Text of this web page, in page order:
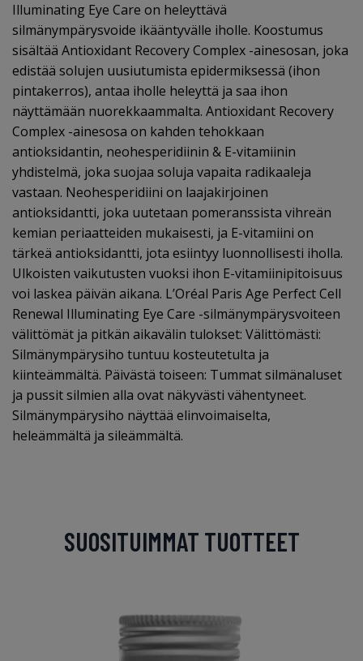
Illuminating Eye Care on heleyttävä
silmänympärysvoide ikääntyvälle iholle. Koostumus
sisältää Antioxidant Recovery Complex -ainesosan, joka
edistää solujen uusiutumista epidermiksessä (ihon
pintakerros), antaa iholle heleyttä ja saa ihon
näyttämään nuorekkaammalta. Antioxidant Recovery
Complex -ainesosa on kahden tehokkaan
antioksidantin, neohesperidiinin & E-vitamiinin
yhdistelmä, joka suojaa soluja vapaita radikaaleja
vastaan. Neohesperidiini on laajakirjoinen
antioksidantti, joka uutetaan pomeranssista vihreän
kemian periaatteiden mukaisesti, ja E-vitamiini on
tärkeä antioksidantti, jota esiintyy luonnollisesti iholla.
Ulkoisten vaikutusten vuoksi ihon E-vitamiinipitoisuus
voi laskea päivän aikana. L’Oréal Paris Age Perfect Cell
Renewal Illuminating Eye Care -silmänympärysvoiteen
välittömät ja pitkän aikavälin tulokset: Välittömästi:
Silmänympärysiho tuntuu kosteutetulta ja
kiinteämmältä. Päivästä toiseen: Tummat silmänaluset
ja pussit silmien alla ovat näkyvästi vähentyneet.
Silmänympärysiho näyttää elinvoimaiselta,
heleämmältä ja sileämmältä.
SUOSITUIMMAT TUOTTEET